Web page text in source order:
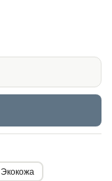
Экокожа